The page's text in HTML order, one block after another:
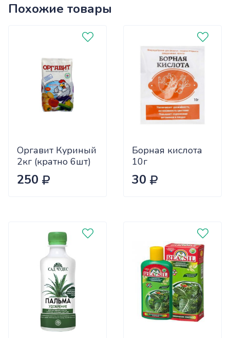
Похожие товары
Оргавит Куриный
2кг (кратно 6шт)
цена за 1шт
250
Борная кислота
10г
Биотехнологии
х60
30